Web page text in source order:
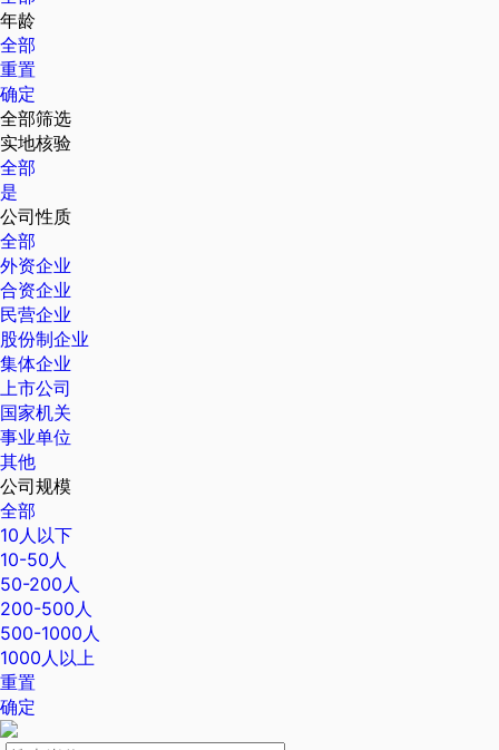
年龄
全部
重置
确定
全部筛选
实地核验
全部
是
公司性质
全部
外资企业
合资企业
民营企业
股份制企业
集体企业
上市公司
国家机关
事业单位
其他
公司规模
全部
10人以下
10-50人
50-200人
200-500人
500-1000人
1000人以上
重置
确定